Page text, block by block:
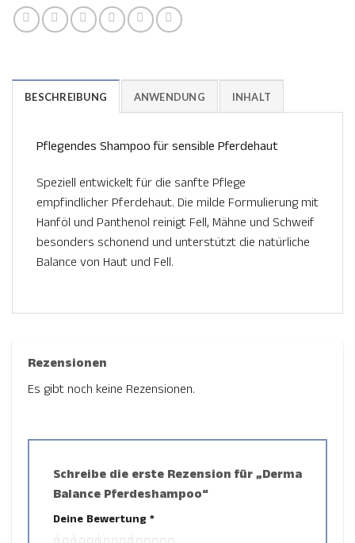
BESCHREIBUNG ANWENDUNG INHALT
Pflegendes Shampoo für sensible Pferdehaut
Speziell entwickelt für die sanfte Pflege
empfindlicher Pferdehaut. Die milde Formulierung mit
Hanföl und Panthenol reinigt Fell, Mähne und Schweif
besonders schonend und unterstützt die natürliche
Balance von Haut und Fell.
Rezensionen
Es gibt noch keine Rezensionen.
Schreibe die erste Rezension für „Derma
Balance Pferdeshampoo“
Deine Bewertung *